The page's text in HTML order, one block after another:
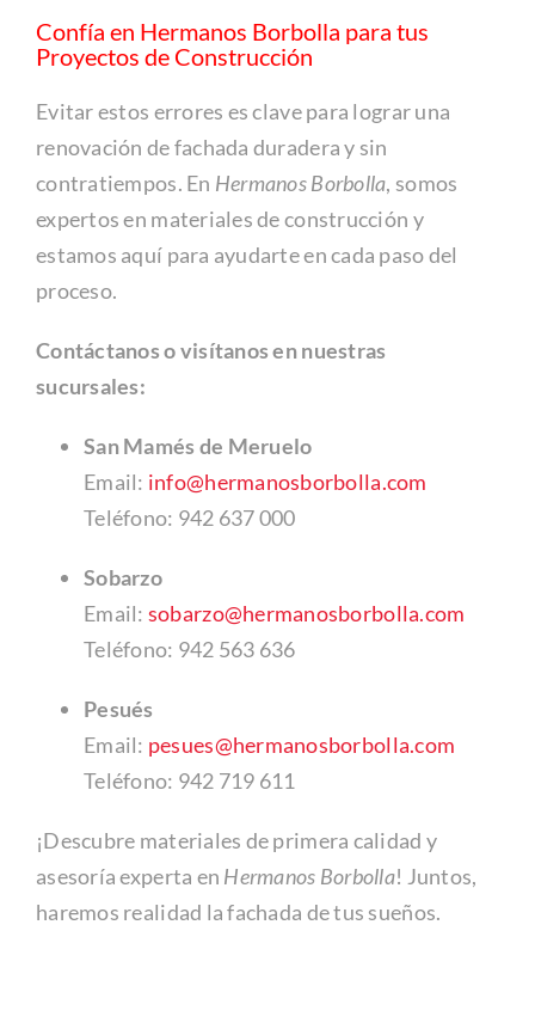
Confía en Hermanos Borbolla para tus
Proyectos de Construcción
Evitar estos errores es clave para lograr una
renovación de fachada duradera y sin
contratiempos. En Hermanos Borbolla, somos
expertos en materiales de construcción y
estamos aquí para ayudarte en cada paso del
proceso.
Contáctanos o visítanos en nuestras
sucursales:
San Mamés de Meruelo
Email: info@hermanosborbolla.com
Teléfono: 942 637 000
Sobarzo
Email: sobarzo@hermanosborbolla.com
Teléfono: 942 563 636
Pesués
Email: pesues@hermanosborbolla.com
Teléfono: 942 719 611
¡Descubre materiales de primera calidad y
asesoría experta en Hermanos Borbolla! Juntos,
haremos realidad la fachada de tus sueños.